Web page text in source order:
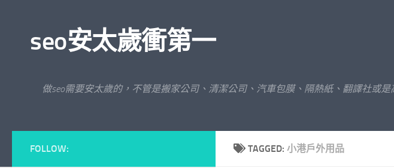
seo安太歲衝第一
做seo需要安太歲的，不管是搬家公司、清潔公司、汽車包膜、隔熱紙、翻譯社或
TAGGED: 小港戶外用品
FOLLOW: